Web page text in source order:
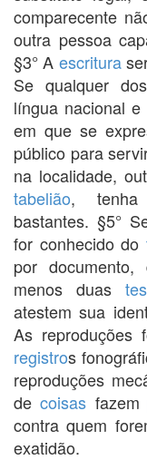
comparecente
outra pessoa
§3° A escritura
Se qualquer
língua nacional e
em que se
público para
na localidade,
tabelião, tenha
bastantes. §5°
for conhecido do
por
menos duas
atestem sua
As reproduções
registros
reproduções
decoisas fazem
contra quem
exatidão.